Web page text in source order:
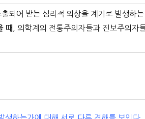
되어 받는 심리적 외상을 계기로 발생하는
때
, 의학계의 전통주의자들과 진보주의자